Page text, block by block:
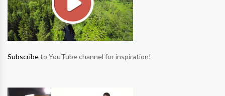
Subscribeto YouTube channel for inspiration!